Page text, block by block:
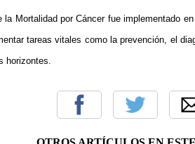
la Mortalidad por Cáncer fue implementado
tareas vitales como la prevención, el
horizontes.